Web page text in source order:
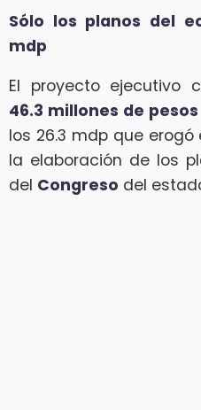
Sólo los planos del
mdp
El proyecto ejecutivo
46.3 millones de pesos
los 26.3 mdp que
la elaboración de los
del Congreso del